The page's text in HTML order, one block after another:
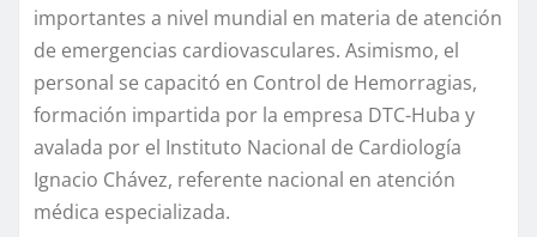
importantes a nivel mundial en materia de atención
de emergencias cardiovasculares. Asimismo, el
personal se capacitó en Control de Hemorragias,
formación impartida por la empresa DTC-Huba y
avalada por el Instituto Nacional de Cardiología
Ignacio Chávez, referente nacional en atención
médica especializada.